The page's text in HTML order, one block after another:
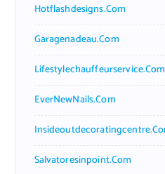
Hotflashdesigns.com
Garagenadeau.com
Lifestylechauffeurservice.com
EverNewNails.com
Salvatoresinpoint.com